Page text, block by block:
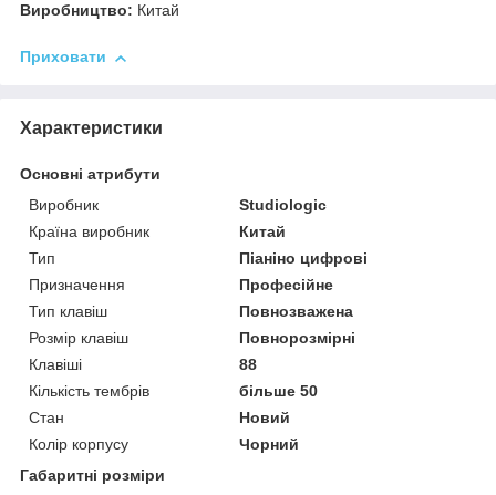
Виробництво: Китай
Приховати
Характеристики
Основні атрибути
Виробник
Studiologic
Країна виробник
Китай
Тип
Піаніно цифрові
Призначення
Професійне
Тип клавіш
Повнозважена
Розмір клавіш
Повнорозмірні
Клавіші
88
Кількість тембрів
більше 50
Стан
Новий
Колір корпусу
Чорний
Габаритні розміри